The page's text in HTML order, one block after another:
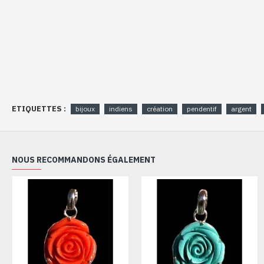
ETIQUETTES : bijoux indiens création pendentif argent
NOUS RECOMMANDONS ÉGALEMENT